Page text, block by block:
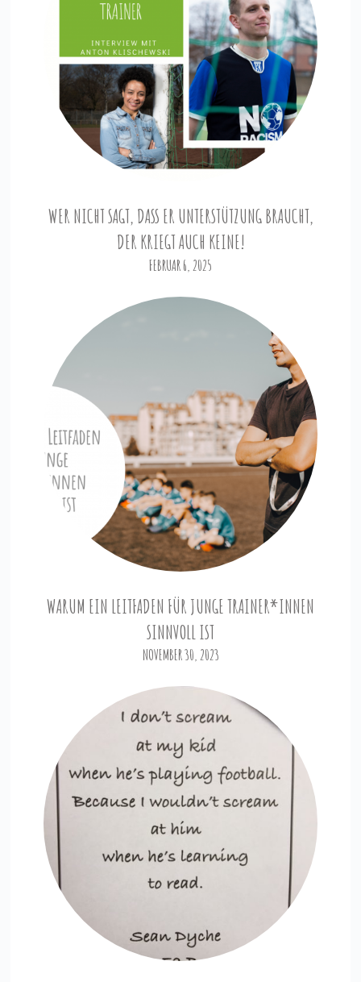
WER NICHT SAGT, DASS ER UNTERSTÜTZUNG BRAUCHT,
DER KRIEGT AUCH KEINE!
FEBRUAR 6, 2025
WARUM EIN LEITFADEN FÜR JUNGE TRAINER*INNEN
SINNVOLL IST
NOVEMBER 30, 2023